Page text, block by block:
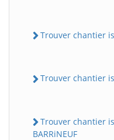
Trouver chantier
Trouver chantier
Trouver chantier
BARRiNEUF